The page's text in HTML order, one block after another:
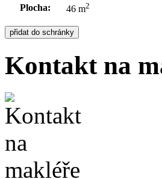
Plocha:
46 m2
Kontakt na